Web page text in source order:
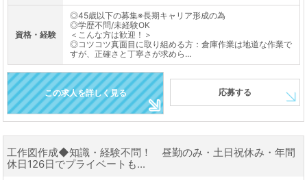
資格・経験
◎45歳以下の募集※長期キャリア形成の為
◎学歴不問/未経験OK
＜こんな方は歓迎！＞
◎コツコツ真面目に取り組める方：倉庫作業は地道な作業で
すが、正確さと丁寧さが求めら...
この求人を詳しく見る 応募する
工作図作成◆知識・経験不問！ 昼勤のみ・土日祝休み・年間
休日126日でプライベートも...